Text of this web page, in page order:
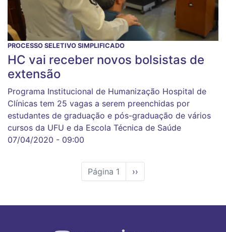
PROCESSO SELETIVO SIMPLIFICADO
HC vai receber novos bolsistas de
extensão
Programa Institucional de Humanização Hospital de
Clínicas tem 25 vagas a serem preenchidas por
estudantes de graduação e pós-graduação de vários
cursos da UFU e da Escola Técnica de Saúde
07/04/2020 - 09:00
Página 1
Próxima
página
››